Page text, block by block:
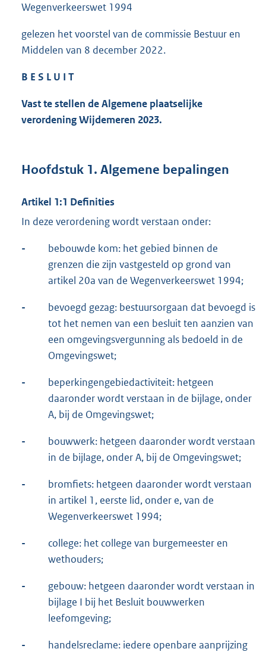
Wegenverkeerswet 1994
gelezen het voorstel van de commissie Bestuur en
Middelen van 8 december 2022.
B E S L U I T
Vast te stellen de Algemene plaatselijke
verordening Wijdemeren 2023.
Hoofdstuk 1. Algemene bepalingen
Artikel 1:1 Definities
In deze verordening wordt verstaan onder:
-
bebouwde kom: het gebied binnen de
grenzen die zijn vastgesteld op grond van
artikel 20a van de Wegenverkeerswet 1994;
-
bevoegd gezag: bestuursorgaan dat bevoegd is
tot het nemen van een besluit ten aanzien van
een omgevingsvergunning als bedoeld in de
Omgevingswet;
-
beperkingengebiedactiviteit: hetgeen
daaronder wordt verstaan in de bijlage, onder
A, bij de Omgevingswet;
-
bouwwerk: hetgeen daaronder wordt verstaan
in de bijlage, onder A, bij de Omgevingswet;
-
bromfiets: hetgeen daaronder wordt verstaan
in artikel 1, eerste lid, onder e, van de
Wegenverkeerswet 1994;
-
college: het college van burgemeester en
wethouders;
-
gebouw: hetgeen daaronder wordt verstaan in
bijlage I bij het Besluit bouwwerken
leefomgeving;
-
handelsreclame: iedere openbare aanprijzing